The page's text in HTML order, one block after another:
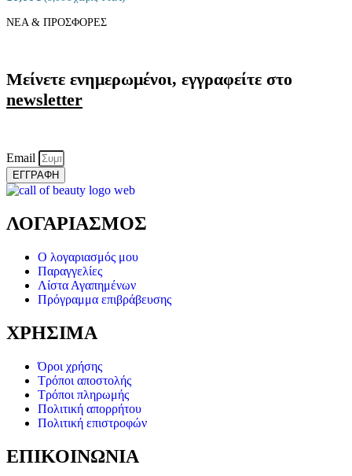
ΝΕΑ & ΠΡΟΣΦΟΡΕΣ
Μείνετε ενημερωμένοι, εγγραφείτε στο
newsletter
Email
ΕΓΓΡΑΦΗ
ΛΟΓΑΡΙΑΣΜΟΣ
Ο λογαριασμός μου
Παραγγελίες
Λίστα Αγαπημένων
Πρόγραμμα επιβράβευσης
ΧΡΗΣΙΜΑ
Όροι χρήσης
Τρόποι αποστολής
Τρόποι πληρωμής
Πολιτική απορρήτου
Πολιτική επιστροφών
ΕΠΙΚΟΙΝΩΝΙΑ